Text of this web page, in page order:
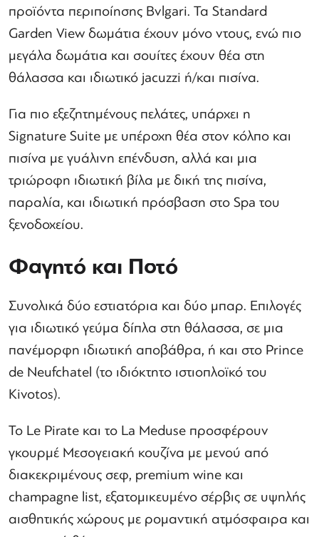
προϊόντα περιποίησης Bvlgari. Τα Standard
Garden View δωμάτια έχουν μόνο ντους, ενώ πιο
μεγάλα δωμάτια και σουίτες έχουν θέα στη
θάλασσα και ιδιωτικό jacuzzi ή/και πισίνα.
Για πιο εξεζητημένους πελάτες, υπάρχει η
Signature Suite με υπέροχη θέα στον κόλπο και
πισίνα με γυάλινη επένδυση, αλλά και μια
τριώροφη ιδιωτική βίλα με δική της πισίνα,
παραλία, και ιδιωτική πρόσβαση στο Spa του
ξενοδοχείου.
Φαγητό και Ποτό
Συνολικά δύο εστιατόρια και δύο μπαρ. Επιλογές
για ιδιωτικό γεύμα δίπλα στη θάλασσα, σε μια
πανέμορφη ιδιωτική αποβάθρα, ή και στο Prince
de Neufchatel (το ιδιόκτητο ιστιοπλοϊκό του
Kivotos).
Το Le Pirate και το La Meduse προσφέρουν
γκουρμέ Μεσογειακή κουζίνα με μενού από
διακεκριμένους σεφ, premium wine και
champagne list, εξατομικευμένο σέρβις σε υψηλής
αισθητικής χώρους με ρομαντική ατμόσφαιρα και